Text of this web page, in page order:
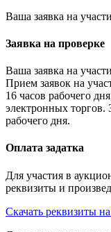
Ваша заявка на
Заявка на проверке
Ваша заявка на
Прием заявок на
16 часов рабочего
электронных торгов.
рабочего дня.
Оплата задатка
Для участия в
реквизиты и
Скачать реквизиты